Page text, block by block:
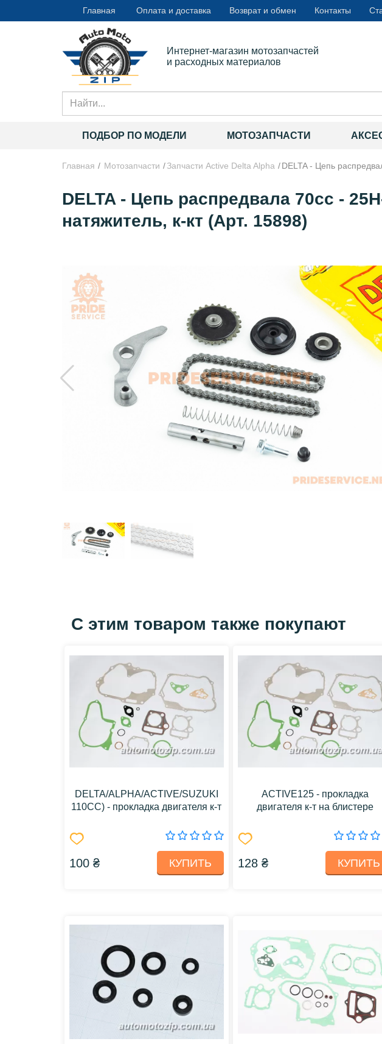
Главная Оплата и доставка Возврат и обмен Контакты
Интернет-магазин мотозапчастей
и расходных материалов
ПОДБОР ПО МОДЕЛИ МОТОЗАПЧАСТИ
Главная Мотозапчасти Запчасти Active Delta Alpha DELTA - Цепь
DELTA - Цепь распредвала 70сс -
натяжитель, к-кт (Арт. 15898)
С этим товаром также покупают
DELTA/ALPHA/ACTIVE/SUZUKI
110СС) - прокладка двигателя к-т
100 ₴ КУПИТЬ
ACTIVE125 - прокладка
двигателя к-т на блистере
128 ₴ КУПИТЬ